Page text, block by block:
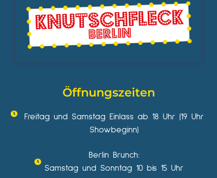
Öffnungszeiten
Freitag und Samstag Einlass ab 18 Uhr (19 Uhr
Showbeginn)
Berlin Brunch:
Samstag und Sonntag 10 bis 15 Uhr